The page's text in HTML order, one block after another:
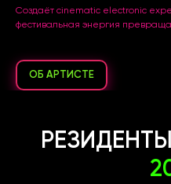
Создаёт cinematic electronic
фестивальная энергия
ОБ АРТИСТЕ
РЕЗИДЕНТЫ